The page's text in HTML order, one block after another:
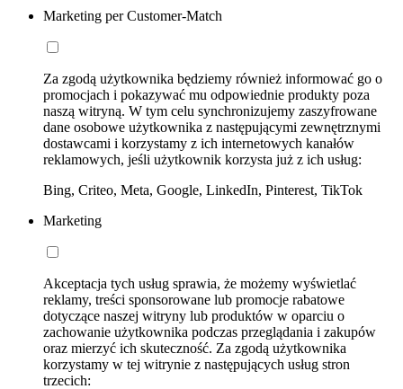
Marketing per Customer-Match
Za zgodą użytkownika będziemy również informować go o
promocjach i pokazywać mu odpowiednie produkty poza
naszą witryną. W tym celu synchronizujemy zaszyfrowane
dane osobowe użytkownika z następującymi zewnętrznymi
dostawcami i korzystamy z ich internetowych kanałów
reklamowych, jeśli użytkownik korzysta już z ich usług:
Bing, Criteo, Meta, Google, LinkedIn, Pinterest, TikTok
Marketing
Akceptacja tych usług sprawia, że możemy wyświetlać
reklamy, treści sponsorowane lub promocje rabatowe
dotyczące naszej witryny lub produktów w oparciu o
zachowanie użytkownika podczas przeglądania i zakupów
oraz mierzyć ich skuteczność. Za zgodą użytkownika
korzystamy w tej witrynie z następujących usług stron
trzecich: